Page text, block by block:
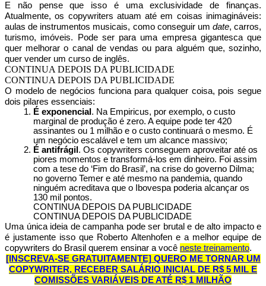
E não pense que isso é uma exclusividade de finanças.
Atualmente, os copywriters atuam até em coisas inimagináveis:
aulas de instrumentos musicais, como conseguir um date, carros,
turismo, imóveis. Pode ser para uma empresa gigantesca que
quer melhorar o canal de vendas ou para alguém que, sozinho,
quer vender um curso de inglês.
CONTINUA DEPOIS DA PUBLICIDADE
CONTINUA DEPOIS DA PUBLICIDADE
O modelo de negócios funciona para qualquer coisa, pois segue
dois pilares essenciais:
É exponencial . Na Empiricus, por exemplo, o custo
marginal de produção é zero. A equipe pode ter 420
assinantes ou 1 milhão e o custo continuará o mesmo. É
um negócio escalável e tem um alcance massivo;
É antifrágil . Os copywriters conseguem aproveitar até os
piores momentos e transformá-los em dinheiro. Foi assim
com a tese do ‘Fim do Brasil’, na crise do governo Dilma;
no governo Temer e até mesmo na pandemia, quando
ninguém acreditava que o Ibovespa poderia alcançar os
130 mil pontos.
CONTINUA DEPOIS DA PUBLICIDADE
CONTINUA DEPOIS DA PUBLICIDADE
Uma única ideia de campanha pode ser brutal e de alto impacto e
é justamente isso que Roberto Altenhofen e a melhor equipe de
copywriters do Brasil querem ensinar a você neste treinamento.
[INSCREVA-SE GRATUITAMENTE] QUERO ME TORNAR UM
COPYWRITER, RECEBER SALÁRIO INICIAL DE R$ 5 MIL E
COMISSÕES VARIÁVEIS DE ATÉ R$ 1 MILHÃO